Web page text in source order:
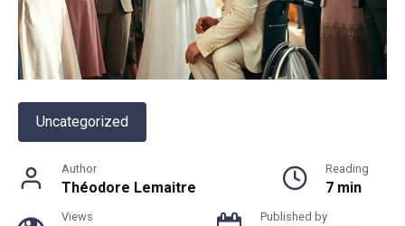
Uncategorized
Author
Théodore Lemaitre
Reading
7 min
Views Published by